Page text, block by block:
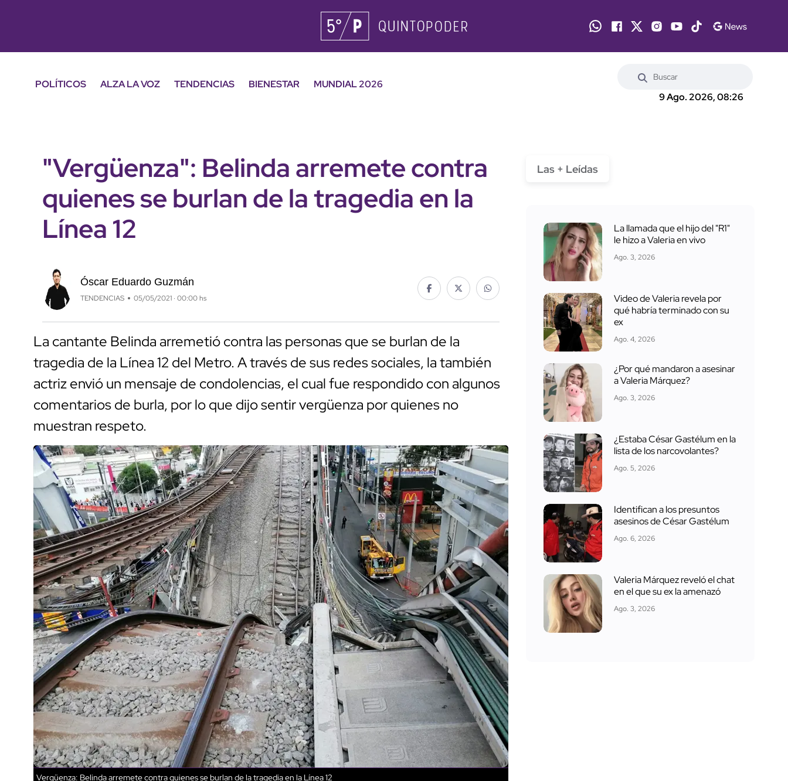
POLÍTICOS ALZA LA VOZ TENDENCIAS BIENESTAR
MUNDIAL 2026
9 Ago. 2026, 08:26
"Vergüenza": Belinda arremete contra
quienes se burlan de la tragedia en la
Línea 12
Óscar Eduardo Guzmán
TENDENCIAS 05/05/2021 · 00:00 hs
La cantante Belinda arremetió contra las personas que se burlan de la
tragedia de la Línea 12 del Metro. A través de sus redes sociales, la también
actriz envió un mensaje de condolencias, el cual fue respondido con algunos
comentarios de burla, por lo que dijo sentir vergüenza por quienes no
muestran respeto.
Vergüenza: Belinda arremete contra quienes se burlan de la tragedia en la Línea 12
Las + Leídas
La llamada que el hijo del "R1"
le hizo a Valeria en vivo
Ago. 3, 2026
Video de Valeria revela por
qué habría terminado con su
ex
Ago. 4, 2026
¿Por qué mandaron a asesinar
a Valeria Márquez?
Ago. 3, 2026
¿Estaba César Gastélum en la
lista de los narcovolantes?
Ago. 5, 2026
Identifican a los presuntos
asesinos de César Gastélum
Ago. 6, 2026
Valeria Márquez reveló el chat
en el que su ex la amenazó
Ago. 3, 2026